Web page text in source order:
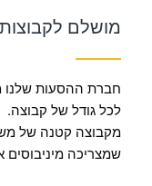
מושלם לקבוצות
חברת ההסעות שלנו
לכל גודל של קבוצה.
מקבוצה קטנה של
שמצריכה מיניבוסים